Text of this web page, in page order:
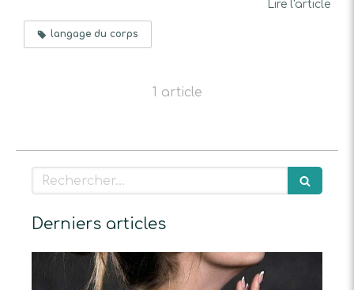
Lire l'article
langage du corps
1 article
Rechercher
Derniers articles